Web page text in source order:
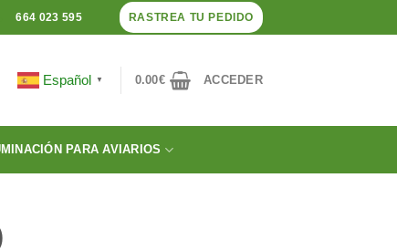
664 023 595 RASTREA TU PEDIDO
Español ▼ 0.00€ ACCEDER
PARA AVIARIOS